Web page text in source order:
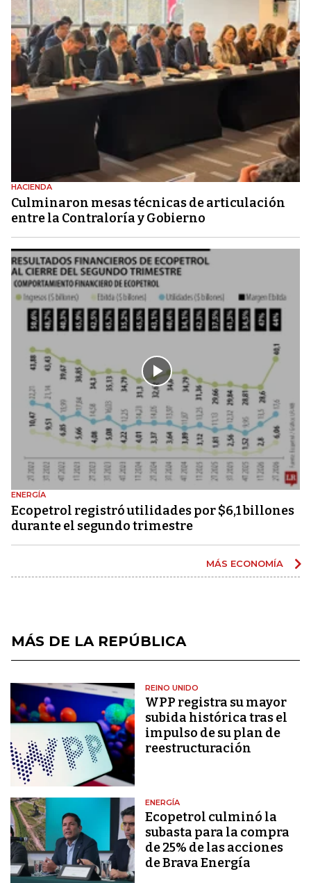
HACIENDA
Culminaron mesas técnicas de articulación
entre la Contraloría y Gobierno
ENERGÍA
Ecopetrol registró utilidades por $6,1 billones
durante el segundo trimestre
MÁS ECONOMÍA
MÁS DE LA REPÚBLICA
REINO UNIDO
WPP registra su mayor
subida histórica tras el
impulso de su plan de
reestructuración
ENERGÍA
Ecopetrol culminó la
subasta para la compra
de 25% de las acciones
de Brava Energía